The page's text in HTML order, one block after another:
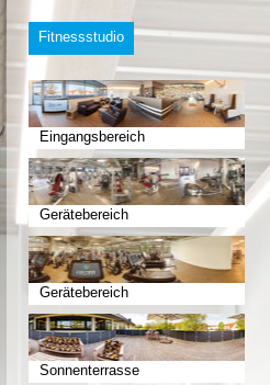
Fitnessstudio
Eingangsbereich
Gerätebereich
Gerätebereich
Sonnenterrasse